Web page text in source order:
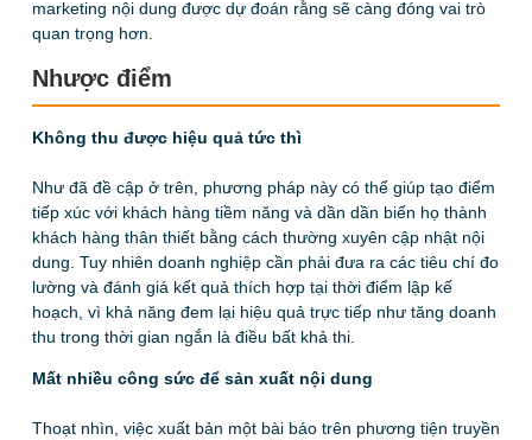
marketing nội dung được dự đoán rằng sẽ càng đóng vai trò
quan trọng hơn.
Nhược điểm
Không thu được hiệu quả tức thì
Như đã đề cập ở trên, phương pháp này có thể giúp tạo điểm
tiếp xúc với khách hàng tiềm năng và dần dần biến họ thành
khách hàng thân thiết bằng cách thường xuyên cập nhật nội
dung. Tuy nhiên doanh nghiệp cần phải đưa ra các tiêu chí đo
lường và đánh giá kết quả thích hợp tại thời điểm lập kế
hoạch, vì khả năng đem lại hiệu quả trực tiếp như tăng doanh
thu trong thời gian ngắn là điều bất khả thi.
Mất nhiều công sức để sản xuất nội dung
Thoạt nhìn, việc xuất bản một bài báo trên phương tiện truyền